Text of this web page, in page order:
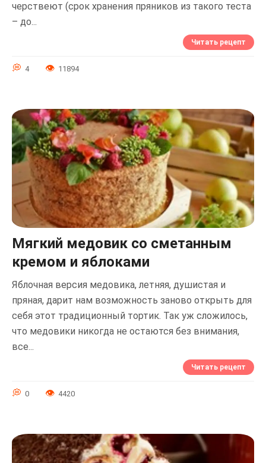
черствеют (срок хранения пряников из такого теста
– до...
Читать рецепт
4 11894
Мягкий медовик со сметанным
кремом и яблоками
Яблочная версия медовика, летняя, душистая и
пряная, дарит нам возможность заново открыть для
себя этот традиционный тортик. Так уж сложилось,
что медовики никогда не остаются без внимания,
все...
Читать рецепт
0 4420